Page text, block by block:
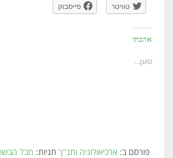
טוויטר פייסבוק
אהבתי
טוען...
פורסם ב: ארכיאולוגיה ותנ"ך תגיות: חבל